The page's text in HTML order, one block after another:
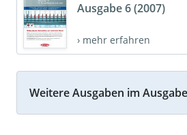
Ausgabe 6 (2007)
› mehr erfahren
Weitere Ausgaben im